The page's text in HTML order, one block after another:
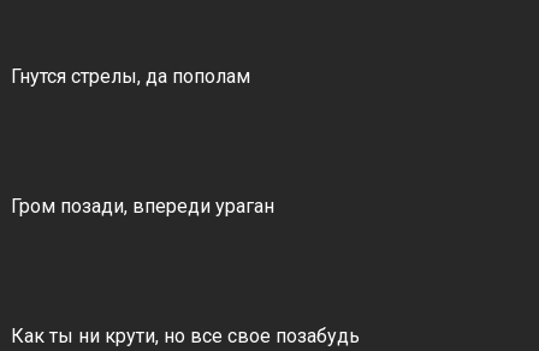
Гнутся стрелы, да пополам
Гром позади, впереди ураган
Как ты ни крути, но все свое позабудь